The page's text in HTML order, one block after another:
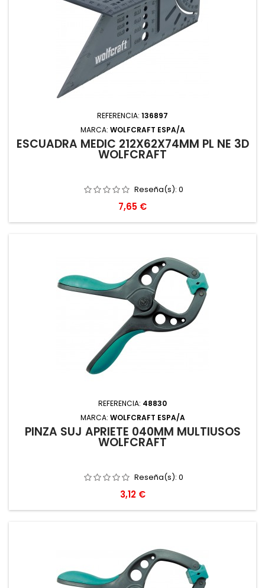
REFERENCIA: 136897
MARCA: WOLFCRAFT ESPA/A
ESCUADRA MEDIC 212X62X74MM PL NE 3D
WOLFCRAFT
Reseña(s): 0
Precio
7,65 €
REFERENCIA: 48830
MARCA: WOLFCRAFT ESPA/A
PINZA SUJ APRIETE 040MM MULTIUSOS
WOLFCRAFT
Reseña(s): 0
Precio
3,12 €